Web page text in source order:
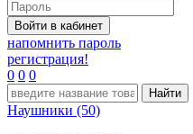
напомнить пароль
регистрация!
0 0 0
Наушники (50)